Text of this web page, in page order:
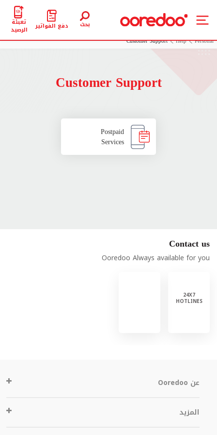
بحث دفع الفواتير تعبئة
الرصيد
Personal
Help
Customer Support
Customer Support
Postpaid
Services
Contact us
Ooredoo Always available for you
24X7
HOTLINES
عن Ooredoo
المزيد